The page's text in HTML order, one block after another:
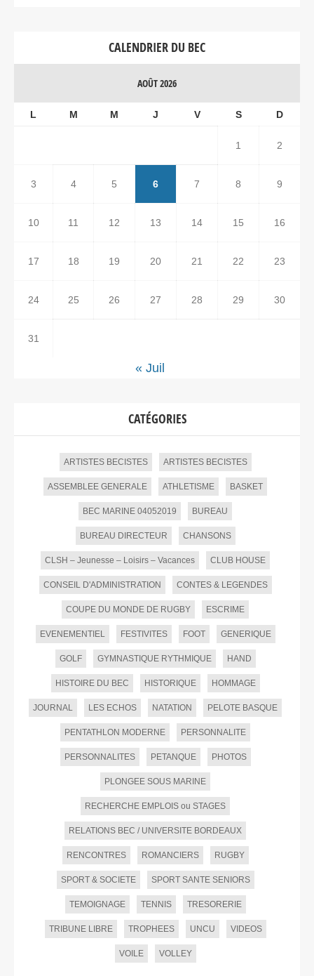
CALENDRIER DU BEC
AOÛT 2026
L M M J V S D
1 2
3 4 5 6 7 8 9
10 11 12 13 14 15 16
17 18 19 20 21 22 23
24 25 26 27 28 29 30
31
« Juil
CATÉGORIES
ARTISTES BECISTES ARTISTES BECISTES
ASSEMBLEE GENERALE ATHLETISME BASKET
BEC MARINE 04052019 BUREAU
BUREAU DIRECTEUR CHANSONS
CLSH – Jeunesse – Loisirs – Vacances CLUB HOUSE
CONSEIL D'ADMINISTRATION CONTES & LEGENDES
COUPE DU MONDE DE RUGBY ESCRIME
EVENEMENTIEL FESTIVITES FOOT GENERIQUE
GOLF GYMNASTIQUE RYTHMIQUE HAND
HISTOIRE DU BEC HISTORIQUE HOMMAGE
JOURNAL LES ECHOS NATATION PELOTE BASQUE
PENTATHLON MODERNE PERSONNALITE
PERSONNALITES PETANQUE PHOTOS
PLONGEE SOUS MARINE
RECHERCHE EMPLOIS ou STAGES
RELATIONS BEC / UNIVERSITE BORDEAUX
RENCONTRES ROMANCIERS RUGBY
SPORT & SOCIETE SPORT SANTE SENIORS
TEMOIGNAGE TENNIS TRESORERIE
TRIBUNE LIBRE TROPHEES UNCU VIDEOS
VOILE VOLLEY